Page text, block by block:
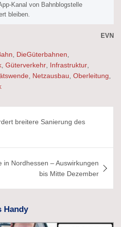
Kanal von Bahnblogstelle
bleiben.
EVN
DieGüterbahnen
Güterverkehr Infrastruktur
Netzausbau Oberleitung
breitere Sanierung des
in Nordhessen – Auswirkungen
bis Mitte Dezember
Handy